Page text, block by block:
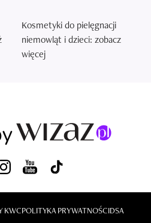
Kosmetyki do pielęgnacji
niemowląt i dzieci: zobacz
więcej
KWCPOLITYKA PRYWATNOŚCIDSA